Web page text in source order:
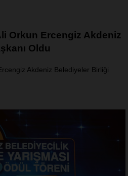
Orkun Ercengiz Akdeniz
Oldu
Akdeniz Belediyeler Birliği